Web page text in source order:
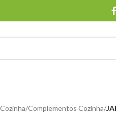
Cozinha/Complementos Cozinha/